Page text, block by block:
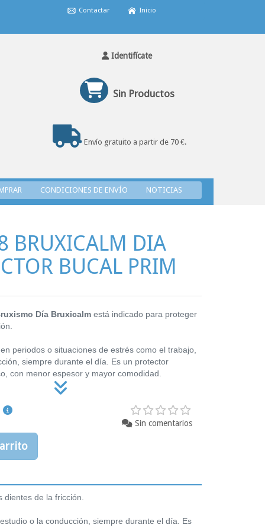
Contactar Inicio
Identifícate
Sin Productos
Envío gratuito a partir de 70 €.
CONDICIONES DE ENVÍO NOTICIAS
BRUXICALM DIA
BUCAL PRIM
Día Bruxicalm está indicado para proteger
periodos o situaciones de estrés como el trabajo,
siempre durante el día. Es un protector
con menor espesor y mayor comodidad.
Sin comentarios
de la fricción.
o la conducción, siempre durante el día. Es